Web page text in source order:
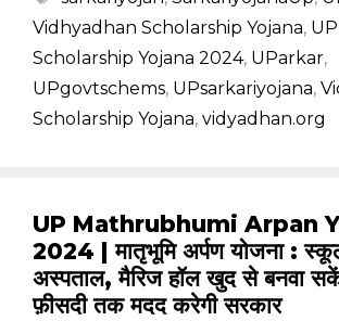
Vidhyadhan Scholarship Yojana,
Scholarship Yojana 2024, UParkar,
UPgovtschems, UPsarkariyojana,
Scholarship Yojana, vidyadhan.org
UP Mathrubhumi Arpan
2024 | मातृभूमि अर्पण योजना :
अस्पताल, मैरिज हॉल खुद से बनवा
फ़ीसदी तक मदद करेगी सरकार